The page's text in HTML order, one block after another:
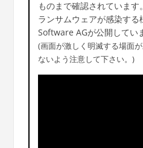
ものまで確認されていま
ランサムウェアが感染する
Software AGが公開してい
(画面が激しく明滅する場面
ないよう注意して下さい。)